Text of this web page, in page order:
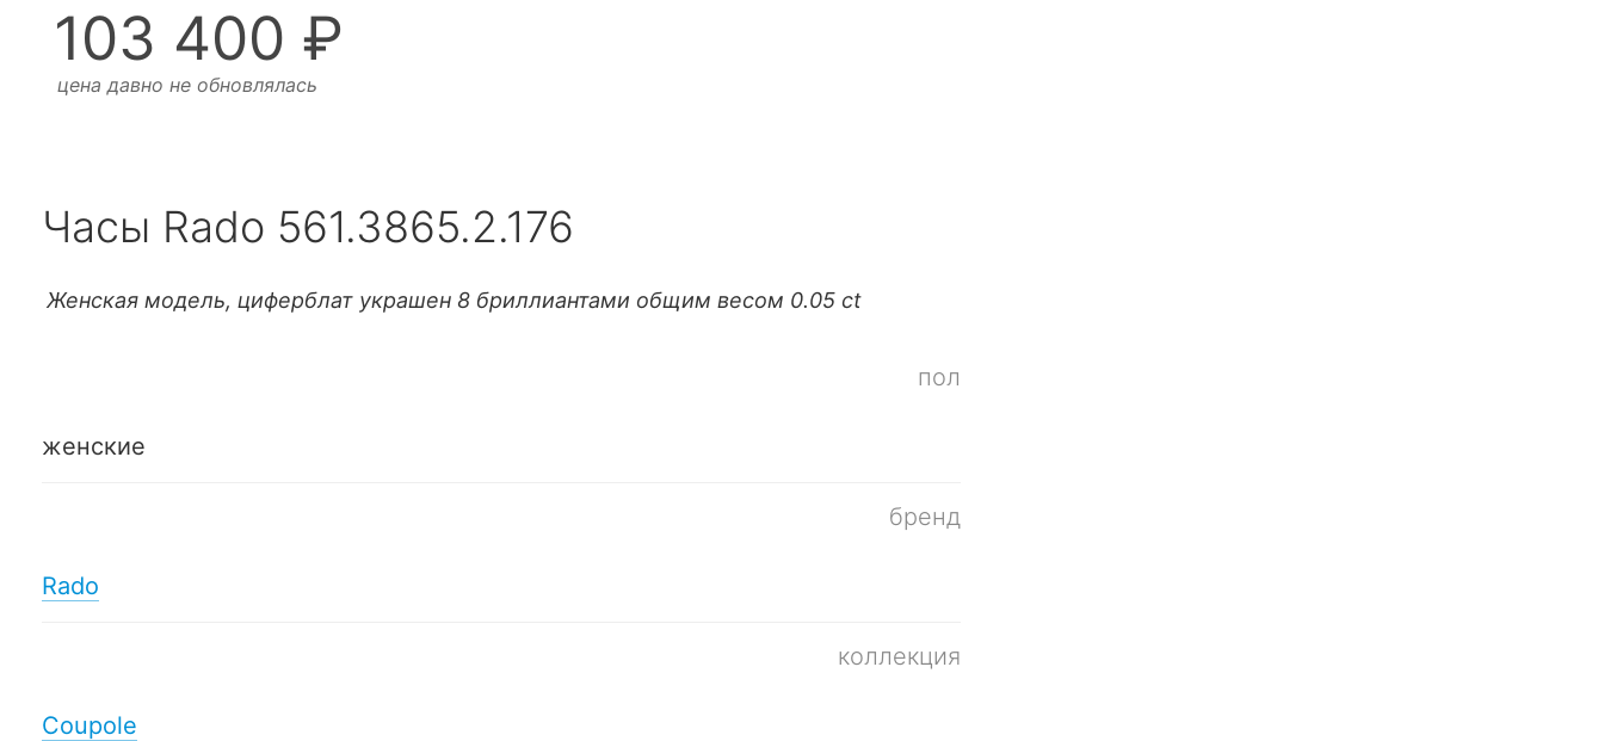
103 400 ₽
цена давно не обновлялась
Часы Rado 561.3865.2.176
Женская модель, циферблат украшен 8 бриллиантами общим весом 0.05 ct
пол
женские
бренд
Rado
коллекция
Coupole